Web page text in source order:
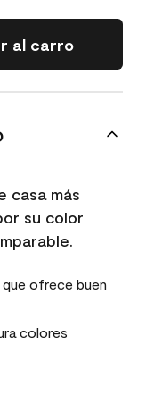
al carro
casa más
su color
que ofrece buen
colores